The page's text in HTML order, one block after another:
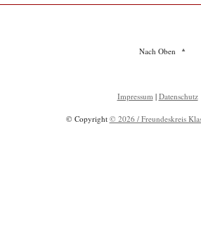
Nach Oben
Impressum | Datenschutz
© Copyright © 2026 / Freundeskreis